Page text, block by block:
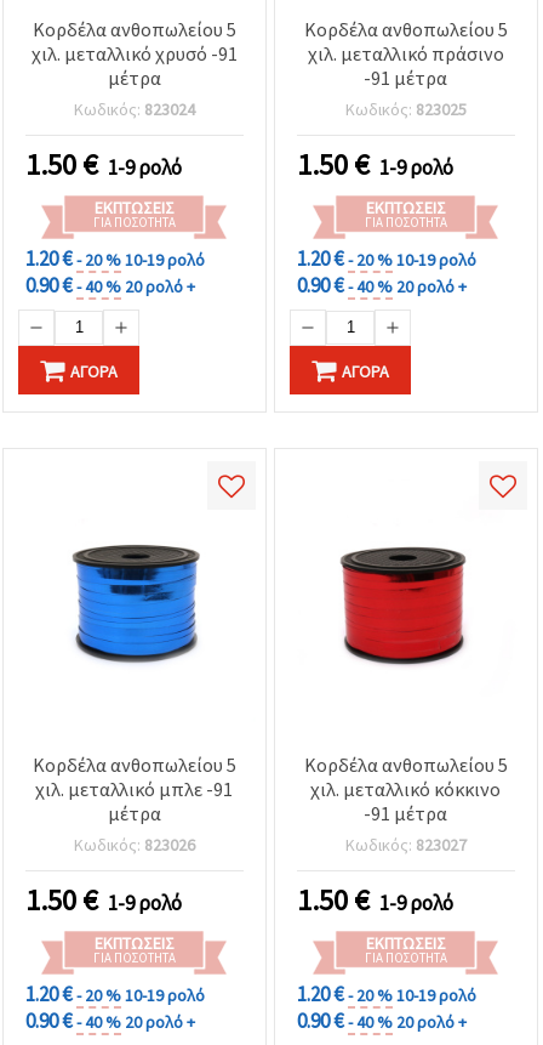
Κορδέλα ανθοπωλείου 5
χιλ. μεταλλικό χρυσό -91
μέτρα
Κωδικός: 823024
1.50€ 1-9 ρολό
ΕΚΠΤΏΣΕΙΣ
ΓΙΑ ΠΟΣΌΤΗΤΑ
1.20 €- 20 %10-19 ρολό
0.90 €- 40 % 20 ρολό +
ΑΓΟΡΆ
Κορδέλα ανθοπωλείου 5
χιλ. μεταλλικό πράσινο
-91 μέτρα
Κωδικός: 823025
1.50€ 1-9 ρολό
ΕΚΠΤΏΣΕΙΣ
ΓΙΑ ΠΟΣΌΤΗΤΑ
1.20 €- 20 %10-19 ρολό
0.90 €- 40 % 20 ρολό +
ΑΓΟΡΆ
Κορδέλα ανθοπωλείου 5
χιλ. μεταλλικό μπλε -91
μέτρα
Κωδικός: 823026
1.50€ 1-9 ρολό
ΕΚΠΤΏΣΕΙΣ
ΓΙΑ ΠΟΣΌΤΗΤΑ
1.20 €- 20 %10-19 ρολό
0.90 €- 40 % 20 ρολό +
Κορδέλα ανθοπωλείου 5
χιλ. μεταλλικό κόκκινο
-91 μέτρα
Κωδικός: 823027
1.50€ 1-9 ρολό
ΕΚΠΤΏΣΕΙΣ
ΓΙΑ ΠΟΣΌΤΗΤΑ
1.20 €- 20 %10-19 ρολό
0.90 €- 40 % 20 ρολό +